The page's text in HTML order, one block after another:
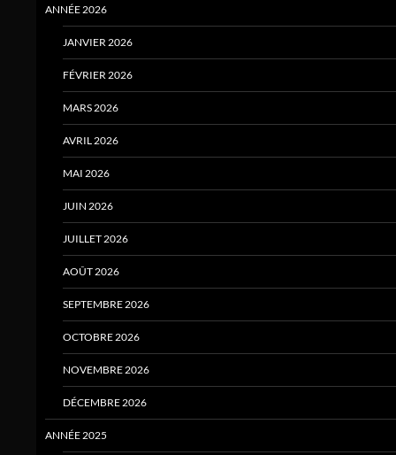
ANNÉE 2026
JANVIER 2026
FÉVRIER 2026
MARS 2026
AVRIL 2026
MAI 2026
JUIN 2026
JUILLET 2026
AOÛT 2026
SEPTEMBRE 2026
OCTOBRE 2026
NOVEMBRE 2026
DÉCEMBRE 2026
ANNÉE 2025